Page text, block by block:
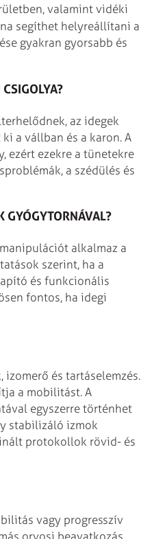
valamint vidéki
segíthet helyreállítani a
gyakran gyorsabb és
az idegek
a vállban és a karon. A
ezért ezekre a tünetekre
a szédülés és
GYÓGYTORNÁVAL?
alkalmaz a
szerint, ha a
és funkcionális
fontos, ha idegi
és tartáselemzés.
a mobilitást. A
egyszerre történhet
stabilizáló izmok
protokollok rövid- és
vagy progresszív
orvosi beavatkozás